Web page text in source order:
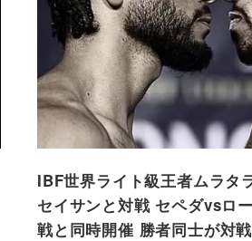
IBF世界ライト級王者ムラタ
セイサンと対戦 セペダvsロ
戦と同時開催 勝者同士が対